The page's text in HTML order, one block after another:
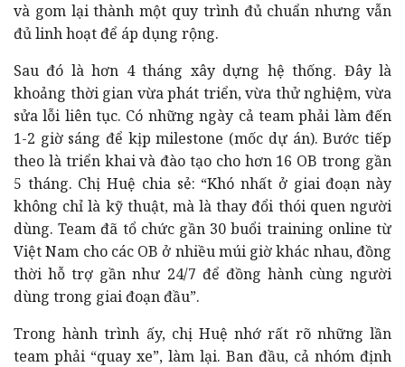
và gom lại thành một quy trình đủ chuẩn nhưng vẫn
đủ linh hoạt để áp dụng rộng.
Sau đó là hơn 4 tháng xây dựng hệ thống. Đây là
khoảng thời gian vừa phát triển, vừa thử nghiệm, vừa
sửa lỗi liên tục. Có những ngày cả team phải làm đến
1-2 giờ sáng để kịp milestone (mốc dự án). Bước tiếp
theo là triển khai và đào tạo cho hơn 16 OB trong gần
5 tháng. Chị Huệ chia sẻ: “Khó nhất ở giai đoạn này
không chỉ là kỹ thuật, mà là thay đổi thói quen người
dùng. Team đã tổ chức gần 30 buổi training online từ
Việt Nam cho các OB ở nhiều múi giờ khác nhau, đồng
thời hỗ trợ gần như 24/7 để đồng hành cùng người
dùng trong giai đoạn đầu”.
Trong hành trình ấy, chị Huệ nhớ rất rõ những lần
team phải “quay xe”, làm lại. Ban đầu, cả nhóm định